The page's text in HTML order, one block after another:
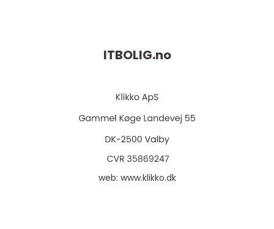
ITBOLIG.no
web: www.klikko.dk